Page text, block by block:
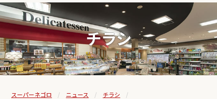
チラシ
スーパーネゴロ ニュース
チラシ